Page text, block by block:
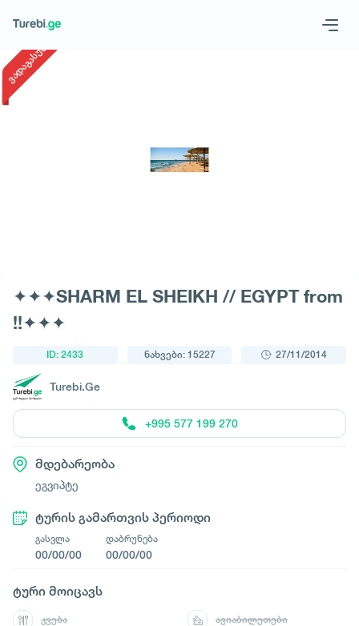
ვადაგასული
✦✦✦SHARM EL SHEIKH // EGYPT from
!!✦✦✦
ID: 2433 ნახვები: 15227 27/11/2014
Turebi.Ge
+995 577 199 270
მდებარეობა
ეგვიპტე
ტურის გამართვის პერიოდი
გასვლა
00/00/00
დაბრუნება
00/00/00
ტური მოიცავს
კვება ავიაბილეთები